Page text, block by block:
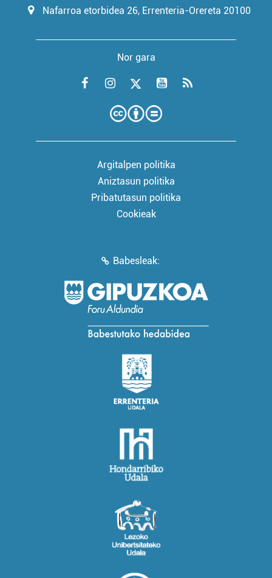
Nafarroa etorbidea 26, Errenteria-Orereta 20100
Nor gara
Argitalpen politika
Aniztasun politika
Pribatutasun politika
Cookieak
Babesleak: